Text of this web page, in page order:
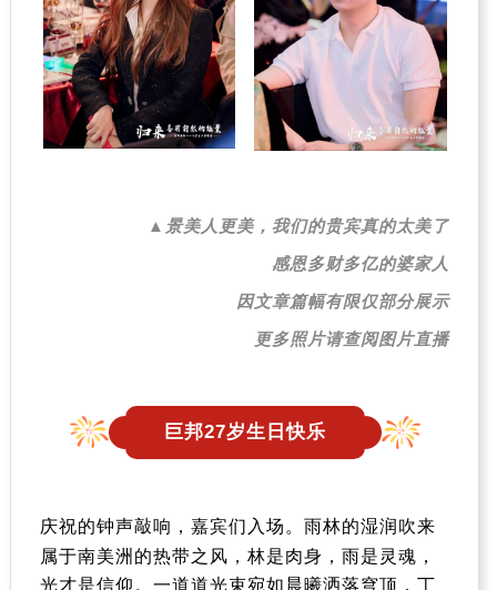
▲景美人更美，我们的贵宾真的太美了
感恩多财多亿的婆家人
因文章篇幅有限仅部分展示
更多照片请查阅图片直播
巨邦27岁生日快乐
庆祝的钟声敲响，嘉宾们入场 。雨林的湿润吹来
属于南美洲的热带之风，林是肉身，雨是灵魂，
光才是信仰。一道道光束宛如晨曦洒落穹顶，丁